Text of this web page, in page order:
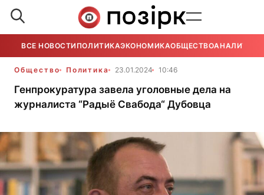
ВСЕ НОВОСТИ ПОЛИТИКАЭКОНОМИКАОБЩЕСТВОАНАЛИТИКА
Общество Политика 23.01.2024 10:46
Генпрокуратура завела уголовные дела на
журналиста “Радыё Свабода“ Дубовца